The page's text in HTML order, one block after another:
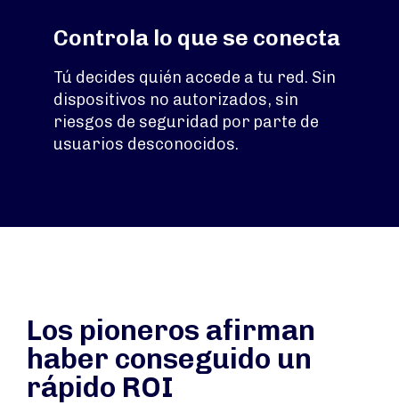
Controla lo que se conecta
Tú decides quién accede a tu red. Sin
dispositivos no autorizados, sin
riesgos de seguridad por parte de
usuarios desconocidos.
Los pioneros afirman
haber conseguido un
rápido ROI